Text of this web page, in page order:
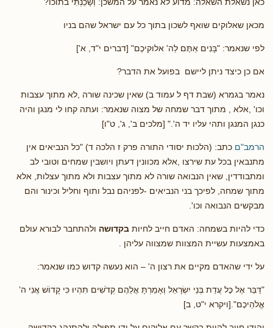
מכאן שאלוקים שואף לשכון בתוך כל עם ישראל שהם בניו
לפי שנאמר: "בָּנִים אַתֶּם לַה' אלוקיכֶם" [דברים י"ד, א']
אם כן כיצד ניתן ליישם בפועל את הדבר?
נאמר בגמרא (שבת דף ל עמוד ב) שאין שכינה שורה ,לא מתוך עצבות
וכו' ,אלא , מתוך דבר שמחה של מצוה שנאמר: ועתה קחו לי מנגן והיה
כנגן המנגן ותהי עליו יד ה'." [מלכים ב', ג', ט"ו]
הרמב"ם כתב: (הלכות יסודי התורה פרק ז הלכה ד) "כל הנביאים אין
מתנבאין בכל עת שירצו ,אלא מכוונין דעתן ויושבין שמחים וטובי לב
ומתבודדין, שאין הנבואה שורה לא מתוך עצבות ולא מתוך עצלות, אלא
מתוך שמחה, לפיכך בני הנביאים -לפניהם נבל ותוף וחליל וכינור והם
מבקשים הנבואה וכו'.
כדי להיות בשמחה: האדם חייב לחיות בקדושה ולהתחבר לבורא עולם
באמצעות עשיית המצוות שמצווה עליהן .
על ידי שהאדם מקיים את רצון ה' – הוא נעשה קדוש כמו שנאמר:
"דַּבֵּר אֶל כׇּל עֲדַת בְּנֵי יִשְׂרָאֵל וְאָמַרְתָּ אֲלֵהֶם קְדֹשִׁים תִּהְיוּ כִּי קָדוֹשׁ אֲנִי ה’
אֱלֹהֵיכֶם".[ויקרא י"ט, ב]